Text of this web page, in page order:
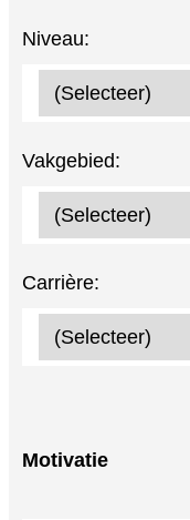
Niveau:
Vakgebied:
Carrière:
Motivatie